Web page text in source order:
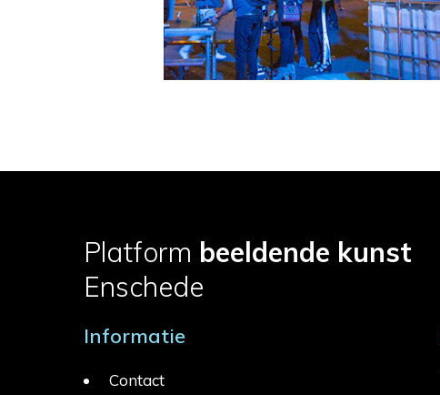
Platform beeldende kunst
Enschede
Informatie
Contact